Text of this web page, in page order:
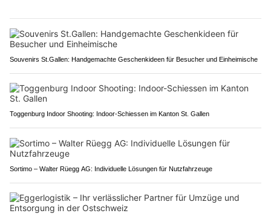
Souvenirs St.Gallen: Handgemachte Geschenkideen für Besucher und Einheimische
Toggenburg Indoor Shooting: Indoor-Schiessen im Kanton St. Gallen
Sortimo – Walter Rüegg AG: Individuelle Lösungen für Nutzfahrzeuge